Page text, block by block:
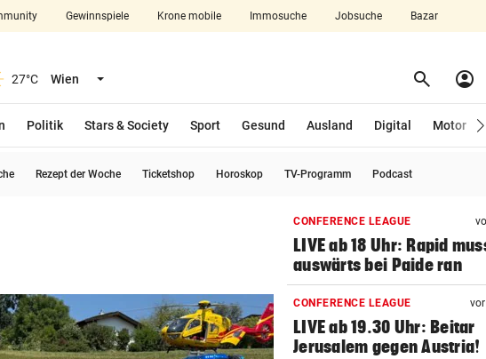
Gewinnspiele Krone mobile Immosuche Jobsuche Bazar
27°C Wien Menü aufklappen search Suchen
account_circle
Politik Stars & Society Sport Gesund Ausland Digital Motor
Rezept der Woche Ticketshop Horoskop TV-Programm Podcast
CONFERENCE LEAGUE
LIVE ab 18 Uhr: Rapid
auswärts bei Paide ran
CONFERENCE LEAGUE
LIVE ab 19.30 Uhr: Beitar
Jerusalem gegen Austria!